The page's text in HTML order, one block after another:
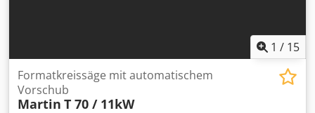
1 / 15
Formatkreissäge mit automatischem
Vorschub
Martin T 70 / 11kW